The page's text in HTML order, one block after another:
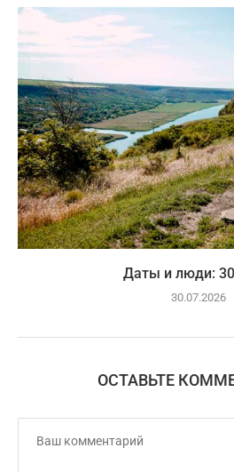
Даты и люди:
30.07.2026
ОСТАВЬТЕ